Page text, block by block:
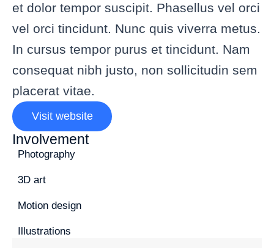
et dolor tempor suscipit. Phasellus vel orci
vel orci tincidunt. Nunc quis viverra metus.
In cursus tempor purus et tincidunt. Nam
consequat nibh justo, non sollicitudin sem
placerat vitae.
Visit website
Involvement
Photography
3D art
Motion design
Illustrations